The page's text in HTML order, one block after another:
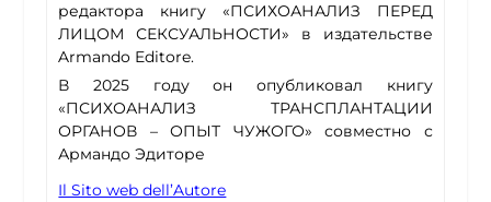
редактора книгу «ПСИХОАНАЛИЗ ПЕРЕД
ЛИЦОМ СЕКСУАЛЬНОСТИ» в издательстве
Armando Editore.
В 2025 году он опубликовал книгу
«ПСИХОАНАЛИЗ ТРАНСПЛАНТАЦИИ
ОРГАНОВ – ОПЫТ ЧУЖОГО» совместно с
Армандо Эдиторе
Il Sito web dell’Autore